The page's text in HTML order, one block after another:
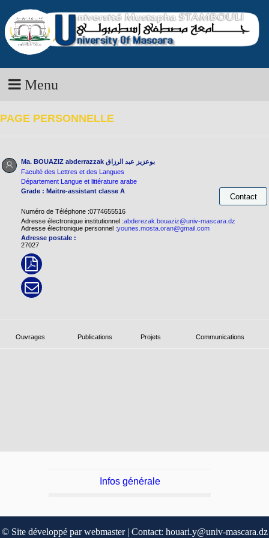
Menu
PAGE PERSONNELLE
Ma. BOUAZIZ abderrazzak بوعزيز عبد الرزاق
Faculté des Lettres et des Langues
Département Langue et littérature arabe
Grade : Maitre-assistant classe A
Numéro de Téléphone :0774655516
Adresse électronique institutionnel :abderezak.bouaziz@univ-mascara.dz
Adresse électronique personnel :younes.mosta.oran@gmail.com
Adresse postale :
27027
Ouvrages Publications Projets Communications
Infos générale
© Site développé par webmaster | Contact: houari.y@univ-mascara.dz